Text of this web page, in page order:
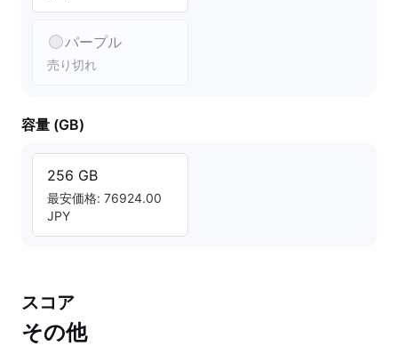
パープル
売り切れ
容量 (GB)
256 GB
最安価格: 76924.00
JPY
スコア
その他